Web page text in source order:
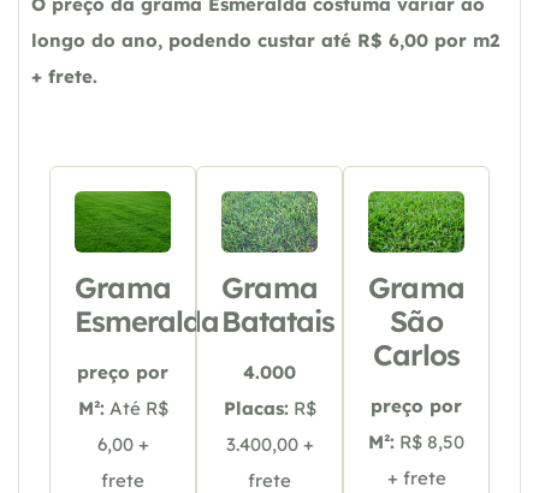
longo do ano, podendo custar até R$ 6,00 por m2
+ frete.
Grama
Esmeralda
preço por
M²: Até R$
6,00 +
frete
Grama
Batatais
4.000
Placas: R$
3.400,00 +
frete
Grama
São
Carlos
preço por
M²: R$ 8,50
+ frete